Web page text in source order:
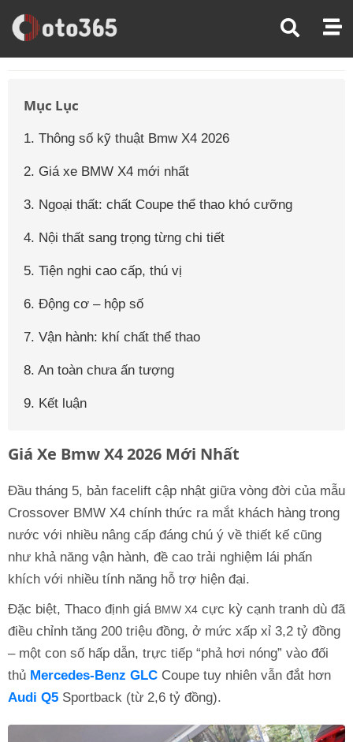
Trang Chủ Giá Xe Ô Tô
Mục Lục
1. Thông số kỹ thuật Bmw X4 2026
2. Giá xe BMW X4 mới nhất
3. Ngoại thất: chất Coupe thể thao khó cưỡng
4. Nội thất sang trọng từng chi tiết
5. Tiện nghi cao cấp, thú vị
6. Động cơ – hộp số
7. Vận hành: khí chất thể thao
8. An toàn chưa ấn tượng
9. Kết luận
Giá Xe Bmw X4 2026 Mới Nhất
Đầu tháng 5, bản facelift cập nhật giữa vòng đời của mẫu
Crossover BMW X4 chính thức ra mắt khách hàng trong
nước với nhiều nâng cấp đáng chú ý về thiết kế cũng
như khả năng vận hành, đề cao trải nghiệm lái phấn
khích với nhiều tính năng hỗ trợ hiện đại.
Đặc biệt, Thaco định giá BMW X4 cực kỳ cạnh tranh dù đã
điều chỉnh tăng 200 triệu đồng, ở mức xấp xỉ 3,2 tỷ đồng
– một con số hấp dẫn, trực tiếp “phả hơi nóng” vào đối
thủ Mercedes-Benz GLC Coupe tuy nhiên vẫn đắt hơn
Audi Q5 Sportback (từ 2,6 tỷ đồng).